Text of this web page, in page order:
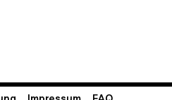
Impressum
FAQ